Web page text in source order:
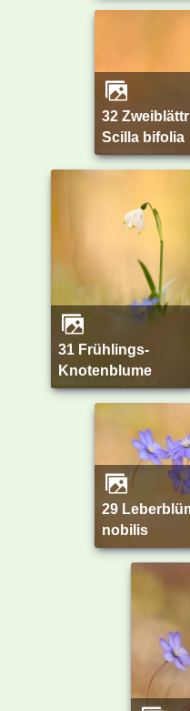
32 Zweiblättriger Blaustern -
Scilla bifolia
31 Frühlings-
Knotenblume
29 Leberblümchen - Hepatica
nobilis